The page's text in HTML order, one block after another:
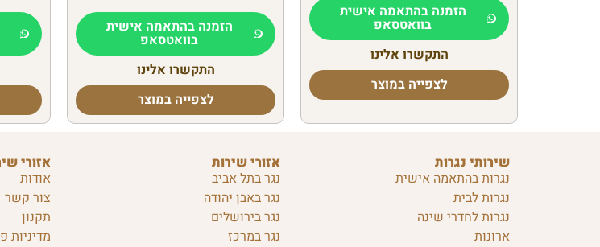
הזמנה בהתאמה אישית
בוואטסאפ
התקשרו אלינו
לצפייה במוצר
הזמנה בהתאמה אישית
בוואטסאפ
התקשרו אלינו
לצפייה במוצר
שירותי נגרות
נגרות בהתאמה אישית
נגרות לבית
נגרות לחדרי שינה
ארונות
אזורי שירות
נגר בתל אביב
נגר באבן יהודה
נגר בירושלים
נגר במרכז
אזורי
אודות
צור קשר
תקנון
מדיניות